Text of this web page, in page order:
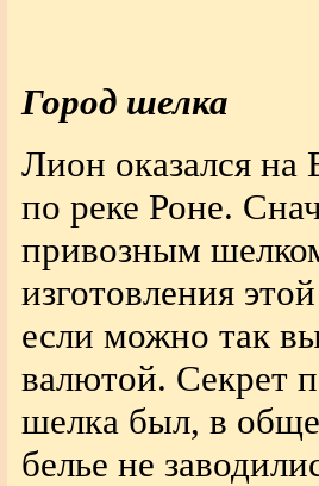
Город шелка
Лион оказался
по реке Роне.
привозным
изготовления
если можно так
валютой. Секрет
шелка был, в
белье не